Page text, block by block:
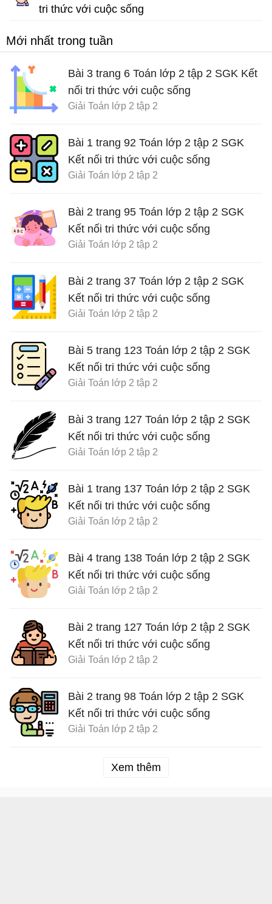
tri thức với cuộc sống
Mới nhất trong tuần
Bài 3 trang 6 Toán lớp 2 tập 2 SGK Kết
nối tri thức với cuộc sống
Giải Toán lớp 2 tập 2
Bài 1 trang 92 Toán lớp 2 tập 2 SGK
Kết nối tri thức với cuộc sống
Giải Toán lớp 2 tập 2
Bài 2 trang 95 Toán lớp 2 tập 2 SGK
Kết nối tri thức với cuộc sống
Giải Toán lớp 2 tập 2
Bài 2 trang 37 Toán lớp 2 tập 2 SGK
Kết nối tri thức với cuộc sống
Giải Toán lớp 2 tập 2
Bài 5 trang 123 Toán lớp 2 tập 2 SGK
Kết nối tri thức với cuộc sống
Giải Toán lớp 2 tập 2
Bài 3 trang 127 Toán lớp 2 tập 2 SGK
Kết nối tri thức với cuộc sống
Giải Toán lớp 2 tập 2
Bài 1 trang 137 Toán lớp 2 tập 2 SGK
Kết nối tri thức với cuộc sống
Giải Toán lớp 2 tập 2
Bài 4 trang 138 Toán lớp 2 tập 2 SGK
Kết nối tri thức với cuộc sống
Giải Toán lớp 2 tập 2
Bài 2 trang 127 Toán lớp 2 tập 2 SGK
Kết nối tri thức với cuộc sống
Giải Toán lớp 2 tập 2
Bài 2 trang 98 Toán lớp 2 tập 2 SGK
Kết nối tri thức với cuộc sống
Giải Toán lớp 2 tập 2
Xem thêm